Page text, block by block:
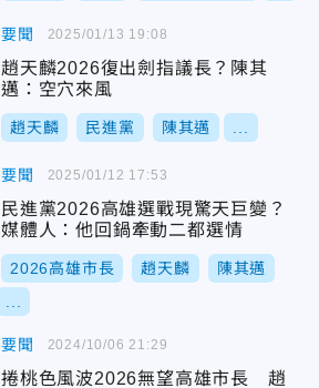
要聞
趙天麟2026復出劍指議長？陳其
邁：空穴來風
趙天麟 民進黨 陳其邁
2025/01/13 19:08
要聞
民進黨2026高雄選戰現驚天巨變？
媒體人：他回鍋牽動二都選情
2026高雄市長 趙天麟 陳其邁
2025/01/12 17:53
要聞
捲桃色風波2026無望高雄市長 趙
2024/10/06 21:29